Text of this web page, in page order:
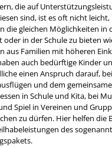
die auf
sind, ist es oft nicht leicht,
die gleichen Möglichkeiten in
oder in der Schule zu bieten
aus Familien mit höheren
auch bedürftige Kinder
einen Anspruch darauf, bei
und dem
in Schule und Kita, bei
Spiel in Vereinen und
zu dürfen. Hier helfen die
des